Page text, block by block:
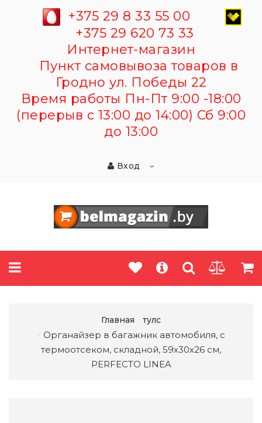
+375 29 8 33 55 00
+375 29 620 73 33
Интернет-магазин
Пункт самовывоза товаров в
Гродно ул. Победы 22
Время работы Пн-Пт 9:00 -18:00
(перерыв с 13:00 до 14:00) Сб 9:00
до 13:00
Вход
Главная тулс
Органайзер в багажник автомобиля, с
термоотсеком, складной, 59х30х26 см,
PERFECTO LINEA